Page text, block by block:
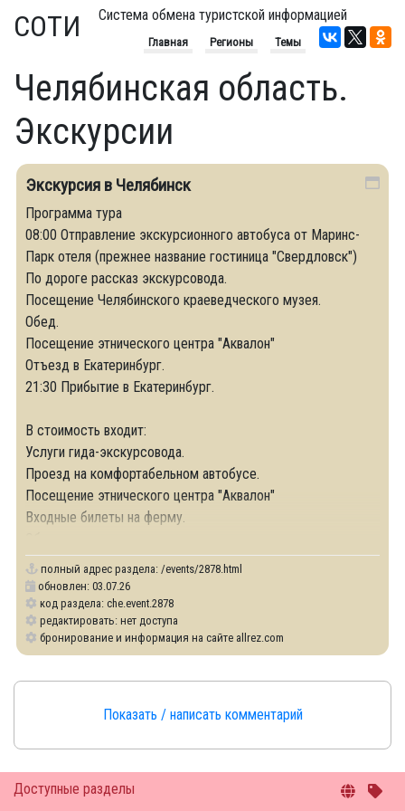
СОТИ Система обмена туристской информацией
Главная Регионы Темы
Доступные разделы
Челябинская область.
Экскурсии
Экскурсия в Челябинск
Программа тура
08:00 Отправление экскурсионного автобуса от Маринс-
Парк отеля (прежнее название гостиница "Свердловск")
По дороге рассказ экскурсовода.
Посещение Челябинского краеведческого музея.
Обед.
Посещение этнического центра "Аквалон"
Отъезд в Екатеринбург.
21:30 Прибытие в Екатеринбург.
В стоимость входит:
Услуги гида-экскурсовода.
Проезд на комфортабельном автобусе.
Посещение этнического центра "Аквалон"
Входные билеты на ферму.
полный адрес раздела: /events/2878.html
обновлен: 03.07.26
код раздела: che.event.2878
редактировать: нет доступа
бронирование и информация на сайте allrez.com
Показать / написать комментарий